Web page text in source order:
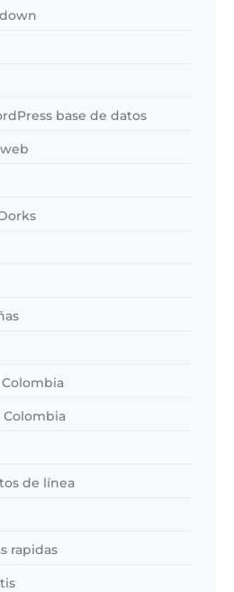
base de datos
Colombia
de línea
rapidas